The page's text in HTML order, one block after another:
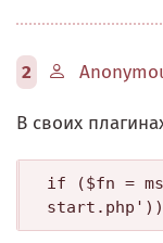
2
В своих
if ($fn =